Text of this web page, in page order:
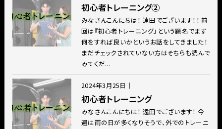
初心者トレーニング②
みなさんこんにちは！ 遠田でございます！！ 前
回は『初心者トレーニング』という題名でまず
何をすれば良いかというお話をしてきました！
まだチェックされていない方はそちらも読んで
みてくだ...
2024年3月25日 ｜
初心者トレーニング
みなさんこんにちは！ 遠田でございます！ 今
週は雨の日が多くなりそうで、外でのトレーニ